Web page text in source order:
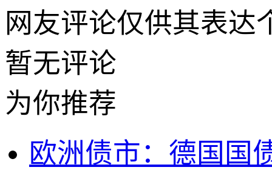
网友评论仅供其表达
暂无评论
为你推荐
欧洲债市：德国国